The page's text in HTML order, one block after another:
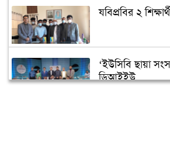
যবিপ্রবির ২
‘ইউসিবি ছায়া
ডিআইইউ